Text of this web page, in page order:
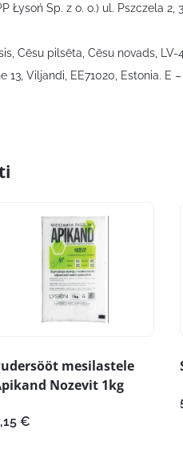
Łysoń Sp. z o. o.) ul. Pszczela 2,
Cēsu pilsēta, Cēsu novads, LV-
13, Viljandi, EE71020, Estonia. E
mesilastele
Nozevit 1kg
€